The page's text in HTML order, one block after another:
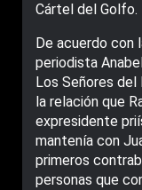
Cártel del Golfo.
De acuerdo con
periodista
Los Señores del
la relación que
expresidente
mantenía con
primeros
personas que